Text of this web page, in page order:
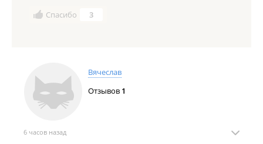
Спасибо 3
Вячеслав
Отзывов 1
6 часов назад